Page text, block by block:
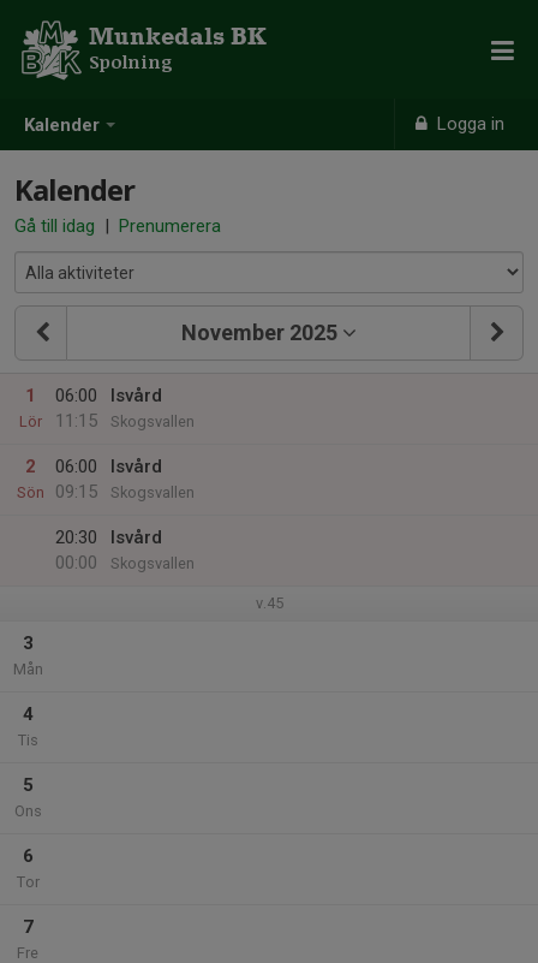
Kalender Logga in
Munkedals BK
Spolning
Kalender
Gå till idag | Prenumerera
November 2025
1
Lör
06:00
11:15
Isvård
Skogsvallen
2
Sön
06:00
09:15
Isvård
Skogsvallen
20:30
00:00
Isvård
Skogsvallen
v.45
3
Mån
4
Tis
5
Ons
6
Tor
7
Fre